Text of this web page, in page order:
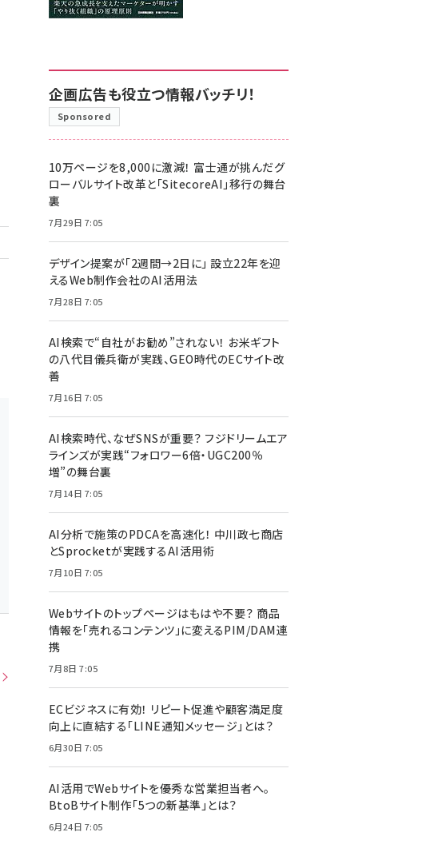
企画広告も役立つ情報バッチリ！
Sponsored
10万ページを8,000に激減！ 富士通が挑んだグ
ローバルサイト改革と「SitecoreAI」移行の舞台
裏
7月29日 7:05
デザイン提案が「2週間→2日に」 設立22年を迎
えるWeb制作会社のAI活用法
7月28日 7:05
AI検索で“自社がお勧め”されない！ お米ギフト
の八代目儀兵衛が実践、GEO時代のECサイト改
善
7月16日 7:05
AI検索時代、なぜSNSが重要？ フジドリームエア
ラインズが実践“フォロワー6倍・UGC200％
増”の舞台裏
7月14日 7:05
AI分析で施策のPDCAを高速化！ 中川政七商店
とSprocketが実践するAI活用術
7月10日 7:05
Webサイトのトップページはもはや不要？ 商品
情報を「売れるコンテンツ」に変えるPIM/DAM連
携
7月8日 7:05
ECビジネスに有効！ リピート促進や顧客満足度
向上に直結する「LINE通知メッセージ」とは？
6月30日 7:05
AI活用でWebサイトを優秀な営業担当者へ。
BtoBサイト制作「5つの新基準」とは？
6月24日 7:05